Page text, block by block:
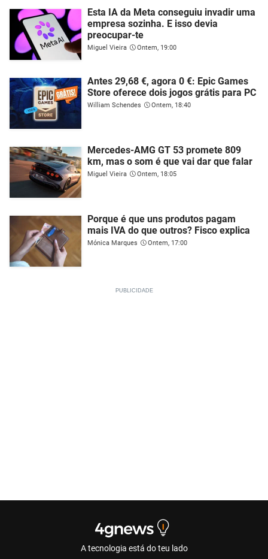
Esta IA da Meta conseguiu invadir uma
empresa sozinha. E isso devia
preocupar-te
Miguel Vieira Ontem, 19:00
Antes 29,68 €, agora 0 €: Epic Games
Store oferece dois jogos grátis para PC
William Schendes Ontem, 18:40
Mercedes-AMG GT 53 promete 809
km, mas o som é que vai dar que falar
Miguel Vieira Ontem, 18:05
Porque é que uns produtos pagam
mais IVA do que outros? Fisco explica
Mónica Marques Ontem, 17:00
A tecnologia está do teu lado